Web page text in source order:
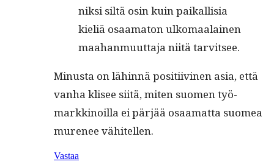
niksi siltä osin kuin paikallisia
kieliä osaam­a­ton ulko­maalainen
maa­han­muut­ta­ja niitä tarvitsee.
Minus­ta on lähin­nä posi­ti­ivi­nen asia, että
van­ha klisee siitä, miten suomen työ­
markki­noil­la ei pär­jää osaa­mat­ta suomea
mure­nee vähitellen.
Vastaa